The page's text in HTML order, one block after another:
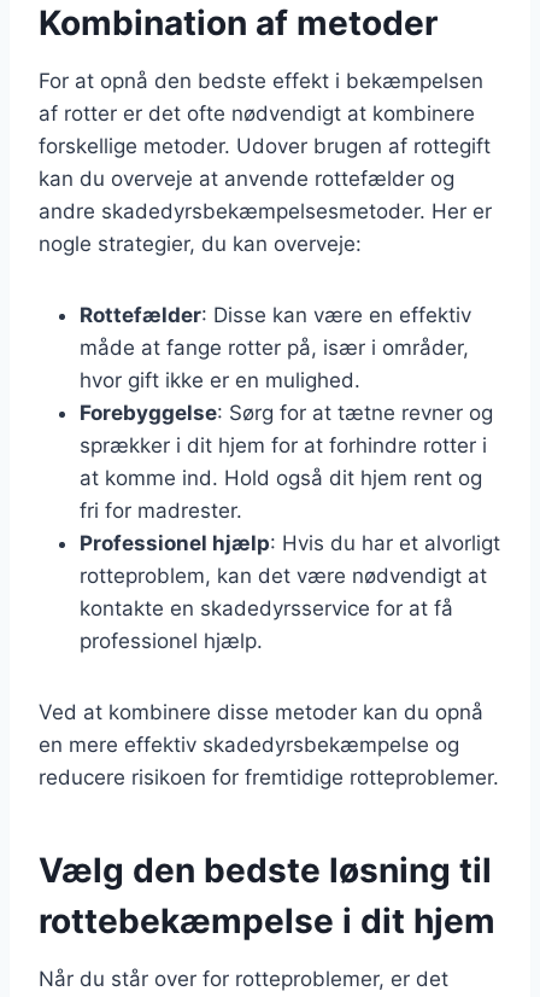
Kombination af metoder
For at opnå den bedste effekt i bekæmpelsen
af rotter er det ofte nødvendigt at kombinere
forskellige metoder. Udover brugen af rottegift
kan du overveje at anvende rottefælder og
andre skadedyrsbekæmpelsesmetoder. Her er
nogle strategier, du kan overveje:
Rottefælder: Disse kan være en effektiv
måde at fange rotter på, især i områder,
hvor gift ikke er en mulighed.
Forebyggelse: Sørg for at tætne revner og
sprækker i dit hjem for at forhindre rotter i
at komme ind. Hold også dit hjem rent og
fri for madrester.
Professionel hjælp: Hvis du har et alvorligt
rotteproblem, kan det være nødvendigt at
kontakte en skadedyrsservice for at få
professionel hjælp.
Ved at kombinere disse metoder kan du opnå
en mere effektiv skadedyrsbekæmpelse og
reducere risikoen for fremtidige rotteproblemer.
Vælg den bedste løsning til
rottebekæmpelse i dit hjem
Når du står over for rotteproblemer, er det